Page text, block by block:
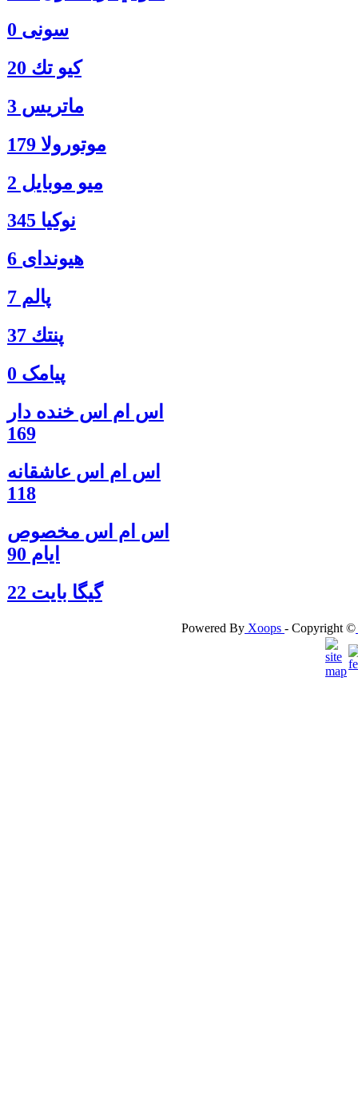
سونی 0
كيو تك 20
ماتريس 3
موتورولا 179
ميو موبايل 2
نوكيا 345
هیوندای 6
پالم 7
پنتك 37
پیامک 0
اس ام اس خنده دار
169
اس ام اس عاشقانه
118
اس ام اس مخصوص
ایام 90
گيگا بايت 22
Powered By Xoops - Copyright ©